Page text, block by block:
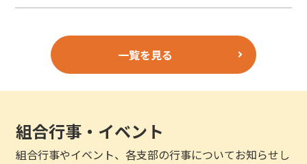
一覧を見る
組合行事・イベント
組合行事やイベント、各支部の行事についてお知らせし